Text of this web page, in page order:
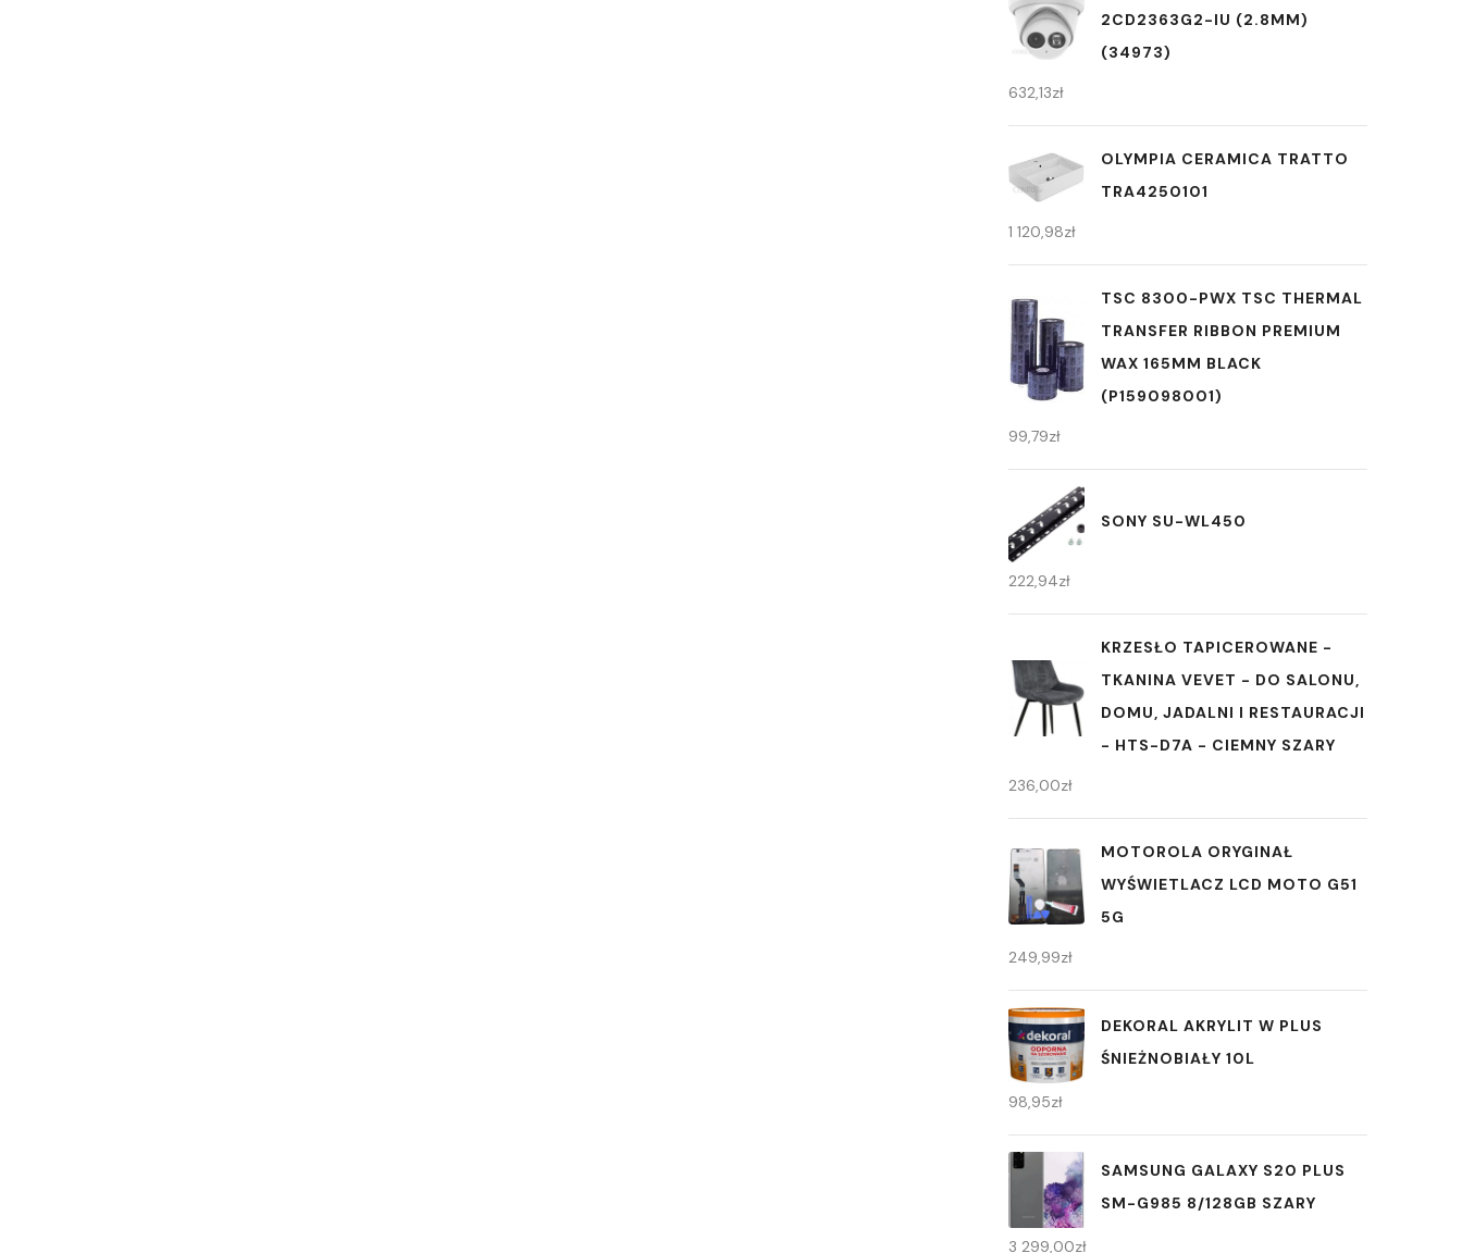
2CD2363G2-IU (2.8MM)
(34973)
632,13zł
OLYMPIA CERAMICA TRATTO
TRA4250101
1 120,98zł
TSC 8300-PWX TSC THERMAL
TRANSFER RIBBON PREMIUM
WAX 165MM BLACK
(P159098001)
99,79zł
SONY SU-WL450
222,94zł
KRZESŁO TAPICEROWANE -
TKANINA VEVET - DO SALONU,
DOMU, JADALNI I RESTAURACJI
- HTS-D7A - CIEMNY SZARY
236,00zł
MOTOROLA ORYGINAŁ
WYŚWIETLACZ LCD MOTO G51
5G
249,99zł
DEKORAL AKRYLIT W PLUS
ŚNIEŻNOBIAŁY 10L
98,95zł
SAMSUNG GALAXY S20 PLUS
SM-G985 8/128GB SZARY
3 299,00zł